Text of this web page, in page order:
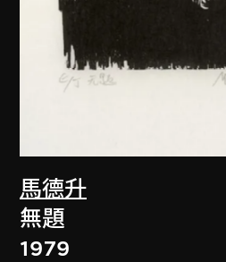
馬德升
無題
1979